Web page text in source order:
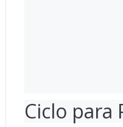
Ciclo para